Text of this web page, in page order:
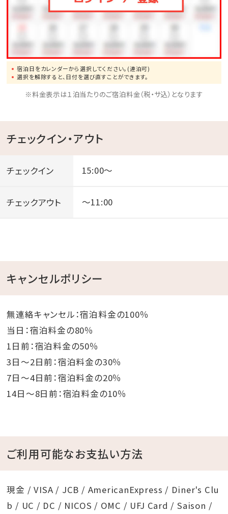
サマーイベント情報 …✽✽✽
✽夏休み限定打ち上げ花火
【期間】2026年7月21日（火）～8月28日（金）期間の毎
週 火曜日、金曜日開催
【場所】ビーチに向かって左側上空
【料金】ご観覧無料
✽ナイトプール
【遊泳時間】8:30～21:00（7月・8月）／9:00～21:00（9
✽プールサイドライブ
【期間】2026年7月1日（水）～9月30日（水）毎日開催
【時間】19:30～、20:30～（各30分）
【場所】プールサイド円形階段ステージ
【料金】観覧無料
※荒天中止
✽早朝ビーチヨガ
【期間】2026年7月1日（水）~9月30日（水）
【料金】宿泊者無料
※定員15名
※対象小学生以上
※荒天の場合は中止となります。
宿泊日をカレンダーから選択してください。(連泊可)
選択を解除すると、日付を選び直すことができます。
※料金表示は１泊当たりのご宿泊料金（税・サ込）となります
チェックイン・アウト
チェックイン 15:00～
チェックアウト ～11:00
キャンセルポリシー
無連絡キャンセル：宿泊料金の100％
当日：宿泊料金の80％
1日前：宿泊料金の50％
3日～2日前：宿泊料金の30％
7日～4日前：宿泊料金の20％
14日～8日前：宿泊料金の10％
ご利用可能なお支払い方法
現金 / VISA / JCB / AmericanExpress / Diner's Clu
b / UC / DC / NICOS / OMC / UFJ Card / Saison /